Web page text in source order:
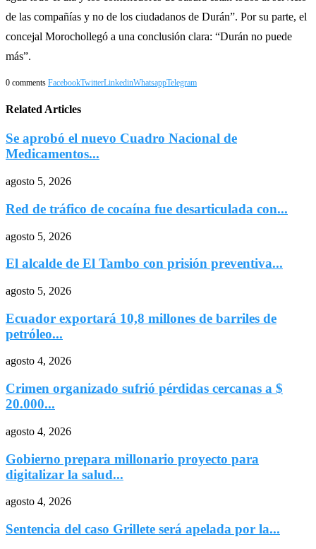
de las compañías y no de los ciudadanos de Durán”. Por su parte, el
concejal Morochollegó a una conclusión clara: “Durán no puede
más”.
0 comments FacebookTwitterLinkedinWhatsappTelegram
Related Articles
Se aprobó el nuevo Cuadro Nacional de
Medicamentos...
agosto 5, 2026
Red de tráfico de cocaína fue desarticulada con...
agosto 5, 2026
El alcalde de El Tambo con prisión preventiva...
agosto 5, 2026
Ecuador exportará 10,8 millones de barriles de
petróleo...
agosto 4, 2026
Crimen organizado sufrió pérdidas cercanas a $
20.000...
agosto 4, 2026
Gobierno prepara millonario proyecto para
digitalizar la salud...
agosto 4, 2026
Sentencia del caso Grillete será apelada por la...